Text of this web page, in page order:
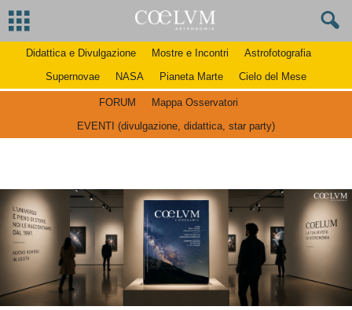
Didattica e Divulgazione Mostre e Incontri
Astrofotografia
Supernovae
NASA Pianeta Marte Cielo del Mese
FORUM
Mappa Osservatori
EVENTI (divulgazione, didattica, star party)